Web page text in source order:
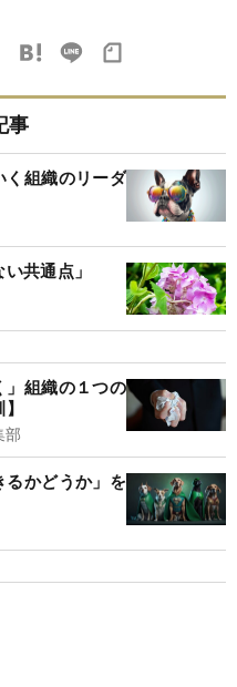
事
く組織のリーダ
共通点」
」組織の１つの
部
るかどうか」を